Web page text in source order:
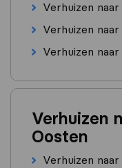
Verhuizen
Verhuizen naar
Verhuizen naar
Verhuizen
Oosten
Verhuizen